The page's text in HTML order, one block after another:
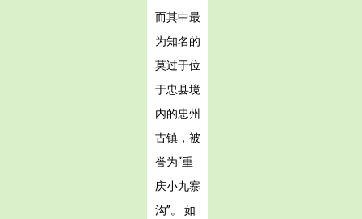
而其中最
为知名的
莫过于位
于忠县境
内的忠州
古镇，被
誉为“重
庆小九寨
沟”。 如